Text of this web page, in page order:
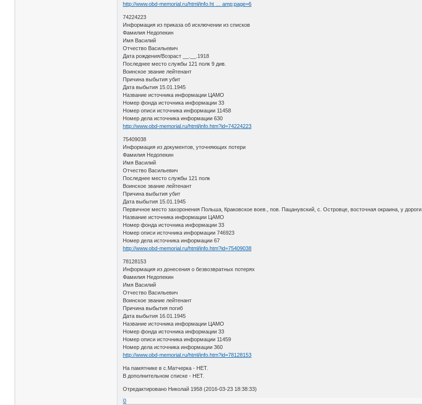
http://www.obd-memorial.ru/html/info.ht … amp;page=6
74224223
Информация из приказа об исключении из списков
Фамилия Недопекин
Имя Василий
Отчество Васильевич
Дата рождения/Возраст __.__.1918
Последнее место службы 121 полк 9 див.
Воинское звание лейтенант
Причина выбытия убит
Дата выбытия 15.01.1945
Название источника информации ЦАМО
Номер фонда источника информации 33
Номер описи источника информации 11458
Номер дела источника информации 630
http://www.obd-memorial.ru/html/info.htm?id=74224223
75409038
Информация из документов, уточняющих потери
Фамилия Недопекин
Имя Василий
Отчество Васильевич
Последнее место службы 121 полк
Воинское звание лейтенант
Причина выбытия убит
Дата выбытия 15.01.1945
Первичное место захоронения Польша, Краковское воев., пов. Пацанувский, с. Островце, восточная окраина, у дороги
Название источника информации ЦАМО
Номер фонда источника информации 33
Номер описи источника информации 746923
Номер дела источника информации 67
http://www.obd-memorial.ru/html/info.htm?id=75409038
78128153
Информация из донесения о безвозвратных потерях
Фамилия Недопекин
Имя Василий
Отчество Васильевич
Воинское звание лейтенант
Причина выбытия погиб
Дата выбытия 16.01.1945
Название источника информации ЦАМО
Номер фонда источника информации 33
Номер описи источника информации 11459
Номер дела источника информации 360
http://www.obd-memorial.ru/html/info.htm?id=78128153
На памятнике в с.Матчерка - НЕТ.
В дополнительном списке - НЕТ.
Отредактировано Николай 1958 (2016-03-23 18:38:33)
0